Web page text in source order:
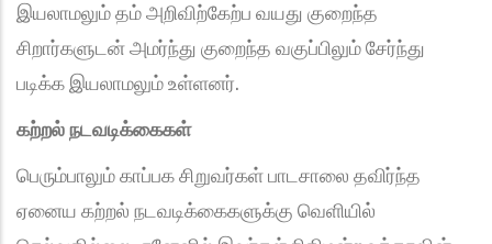
இயலாமலும் தம் அறிவிற்கேற்ப வயது குறைந்த
சிறார்களுடன் அமர்ந்து குறைந்த வகுப்பிலும் சேர்ந்து
படிக்க இயலாமலும் உள்ளனர்.
கற்றல் நடவடிக்கைகள்
பெரும்பாலும் காப்பக சிறுவர்கள் பாடசாலை தவிர்ந்த
ஏனைய கற்றல் நடவடிக்கைகளுக்கு வெளியில்